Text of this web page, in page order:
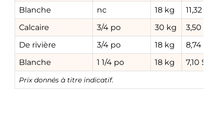
Blanche
nc 18 kg
11,32 $
Calcaire
3/4 po 30 kg
3,50 $
De rivière
3/4 po 18 kg
8,74 $
Blanche
1 1/4 po 18 kg 7,10 $
Prix donnés à titre indicatif.